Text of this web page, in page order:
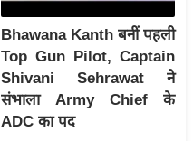
Bhawana Kanth बनीं पहली
Top Gun Pilot, Captain
Shivani Sehrawat ने
संभाला Army Chief के
ADC का पद